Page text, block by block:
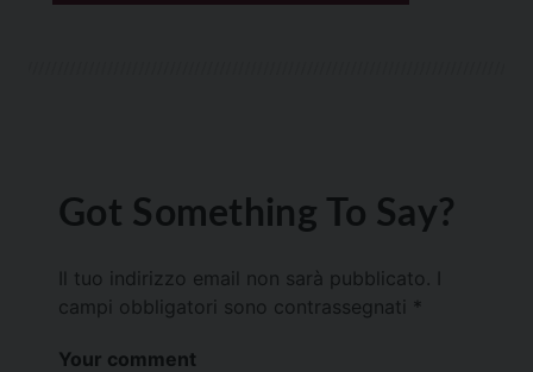
Got Something To Say?
Il tuo indirizzo email non sarà pubblicato.
campi obbligatori sono contrassegnati *
Your comment